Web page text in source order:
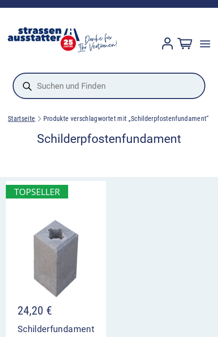
Products
search
Startseite Produkte verschlagwortet mit „Schilderpfostenfundament“
Schilderpfostenfundament
TOPSELLER
24,20 €
Schilderfundament